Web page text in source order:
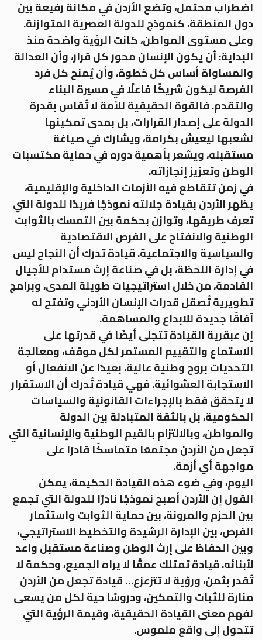
اضطراب محتمل، وتضع الأردن في مكانة رفيعة بين
دول المنطقة، كنموذج للدولة العصرية المتوازنة.
وعلى مستوى المواطن، كانت الرؤية واضحة منذ
البداية: أن يكون الإنسان محور كل قرار، وأن العدالة
والمساواة أساس كل خطوة، وأن يُمنح كل فرد
الفرصة ليكون شريكًا فاعلًا في مسيرة البناء
والتقدم. فالقوة الحقيقية للأمة لا تُقاس بقدرة
الدولة على إصدار القرارات، بل بمدى تمكينها
لشعبها ليعيش بكرامة، ويشارك في صياغة
مستقبله، ويشعر بأهمية دوره في حماية مكتسبات
الوطن وتعزيز إنجازاته.
في زمن تتقاطع فيه الأزمات الداخلية والإقليمية،
يظهر الأردن بقيادة جلالته نموذجًا فريدًا للدولة التي
تعرف طريقها، وتوازن بحكمة بين التمسك بالثوابت
الوطنية والانفتاح على الفرص الاقتصادية
والسياسية والاجتماعية. قيادة تدرك أن النجاح ليس
في إدارة اللحظة، بل في صناعة إرث مستدام للأجيال
القادمة، من خلال استراتيجيات طويلة المدى، وبرامج
تطويرية تُصقل قدرات الإنسان الأردني وتفتح له
آفاقًا جديدة للابداع والمساهمة.
إن عبقرية القيادة تتجلى أيضًا في قدرتها على
الاستماع والتقييم المستمر لكل موقف، ومعالجة
التحديات بروح وطنية عالية، بعيدًا عن الانفعال أو
الاستجابة العشوائية. فهي قيادة تُدرك أن الاستقرار
لا يتحقق فقط بالإجراءات القانونية والسياسات
الحكومية، بل بالثقة المتبادلة بين الدولة
والمواطن، وبالالتزام بالقيم الوطنية والإنسانية التي
تجعل من الأردن مجتمعًا متماسكًا قادرًا على
مواجهة أي أزمة.
اليوم، وفي ضوء هذه القيادة الحكيمة، يمكن
القول إن الأردن أصبح نموذجًا نادرًا للدولة التي تجمع
بين الحزم والمرونة، بين حماية الثوابت واستثمار
الفرص، بين الإدارة الرشيدة والتخطيط الاستراتيجي،
وبين الحفاظ على إرث الوطن وصناعة مستقبل واعد
لأبنائه. قيادة تمتلك عمقًا لا يراه الجميع، وحكمة لا
تُقدر بثمن، ورؤية لا تتزعزع… قيادة تجعل من الأردن
منارة للثبات والتمكين، ودروسًا حية لكل من يسعى
لفهم معنى القيادة الحقيقية، وقيمة الرؤية التي
تتحول إلى واقع ملموس.